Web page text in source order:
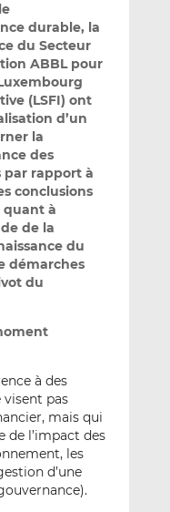
durable, la
du Secteur
ABBL pour
(LSFI) ont
d’un
la
des
par rapport à
conclusions
quant à
de la
du
démarches
du
à des
visent pas
mais qui
l’impact des
les
d’une